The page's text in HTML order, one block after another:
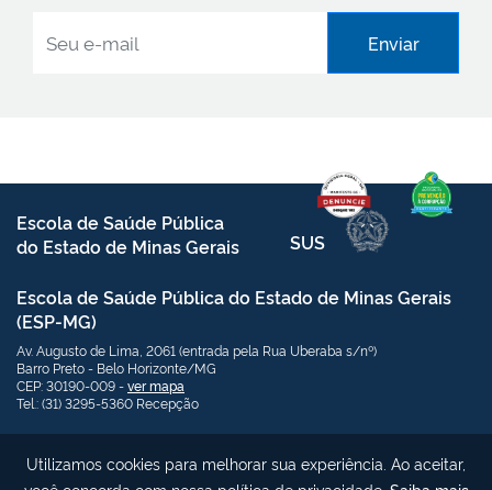
Enviar
Escola de Saúde Pública
do Estado de Minas Gerais
SUS
Escola de Saúde Pública do Estado de Minas Gerais
(ESP-MG)
Av. Augusto de Lima, 2061 (entrada pela Rua Uberaba s/nº)
Barro Preto - Belo Horizonte/MG
CEP: 30190-009 -ver mapa
Tel.: (31) 3295-5360 Recepção
Telefones de contato
Utilizamos cookies para melhorar sua experiência. Ao aceitar,